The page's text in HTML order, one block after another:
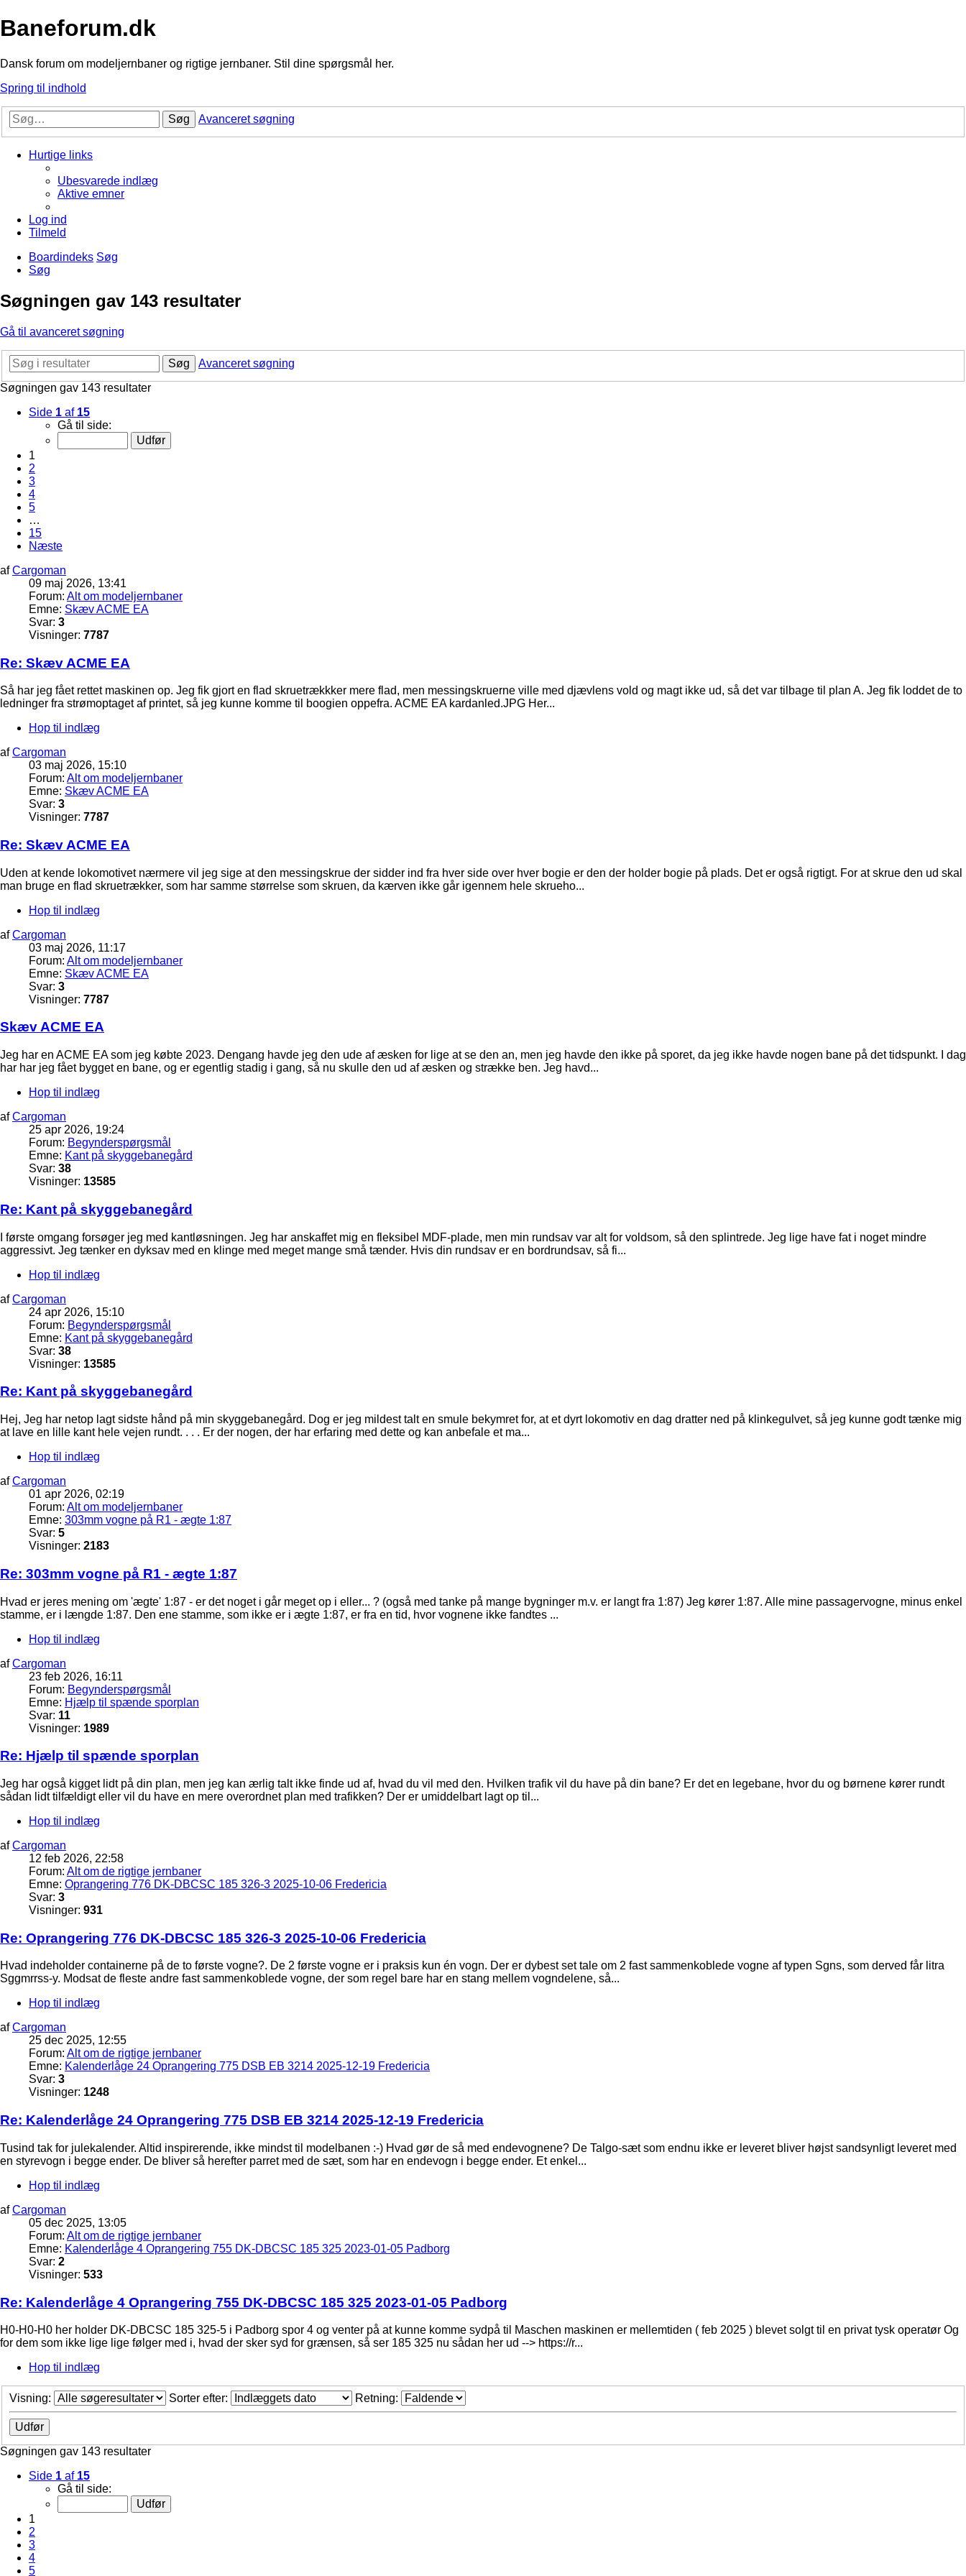
Baneforum.dk
Dansk forum om modeljernbaner og rigtige jernbaner. Stil dine spørgsmål her.
Spring til indhold
Søg Avanceret søgning
Hurtige links
Ubesvarede indlæg
Aktive emner
Log ind
Tilmeld
Boardindeks Søg
Søg
Søgningen gav 143 resultater
Gå til avanceret søgning
Søg
Avanceret søgning
Søgningen gav 143 resultater
Side 1 af 15
Gå til side:
1
2
3
4
5
…
15
Næste
afCargoman
09 maj 2026, 13:41
Forum: Alt om modeljernbaner
Emne: Skæv ACME EA
Svar: 3
Visninger: 7787
Re: Skæv ACME EA
Så har jeg fået rettet maskinen op. Jeg fik gjort en flad skruetrækkker mere flad, men messingskruerne ville med djævlens vold og magt ikke ud, så det var tilbage til plan A. Jeg fik loddet de to
ledninger fra strømoptaget af printet, så jeg kunne komme til boogien oppefra. ACME EA kardanled.JPG Her...
Hop til indlæg
afCargoman
03 maj 2026, 15:10
Forum: Alt om modeljernbaner
Emne: Skæv ACME EA
Svar: 3
Visninger: 7787
Re: Skæv ACME EA
Uden at kende lokomotivet nærmere vil jeg sige at den messingskrue der sidder ind fra hver side over hver bogie er den der holder bogie på plads. Det er også rigtigt. For at skrue den ud skal
man bruge en flad skruetrækker, som har samme størrelse som skruen, da kærven ikke går igennem hele skrueho...
Hop til indlæg
afCargoman
03 maj 2026, 11:17
Forum: Alt om modeljernbaner
Emne: Skæv ACME EA
Svar: 3
Visninger: 7787
Skæv ACME EA
Jeg har en ACME EA som jeg købte 2023. Dengang havde jeg den ude af æsken for lige at se den an, men jeg havde den ikke på sporet, da jeg ikke havde nogen bane på det tidspunkt. I dag
har har jeg fået bygget en bane, og er egentlig stadig i gang, så nu skulle den ud af æsken og strække ben. Jeg havd...
Hop til indlæg
afCargoman
25 apr 2026, 19:24
Forum: Begynderspørgsmål
Emne: Kant på skyggebanegård
Svar: 38
Visninger: 13585
Re: Kant på skyggebanegård
I første omgang forsøger jeg med kantløsningen. Jeg har anskaffet mig en fleksibel MDF-plade, men min rundsav var alt for voldsom, så den splintrede. Jeg lige have fat i noget mindre
aggressivt. Jeg tænker en dyksav med en klinge med meget mange små tænder. Hvis din rundsav er en bordrundsav, så fi...
Hop til indlæg
afCargoman
24 apr 2026, 15:10
Forum: Begynderspørgsmål
Emne: Kant på skyggebanegård
Svar: 38
Visninger: 13585
Re: Kant på skyggebanegård
Hej, Jeg har netop lagt sidste hånd på min skyggebanegård. Dog er jeg mildest talt en smule bekymret for, at et dyrt lokomotiv en dag dratter ned på klinkegulvet, så jeg kunne godt tænke mig
at lave en lille kant hele vejen rundt. . . . Er der nogen, der har erfaring med dette og kan anbefale et ma...
Hop til indlæg
afCargoman
01 apr 2026, 02:19
Forum: Alt om modeljernbaner
Emne: 303mm vogne på R1 - ægte 1:87
Svar: 5
Visninger: 2183
Re: 303mm vogne på R1 - ægte 1:87
Hvad er jeres mening om 'ægte' 1:87 - er det noget i går meget op i eller... ? (også med tanke på mange bygninger m.v. er langt fra 1:87) Jeg kører 1:87. Alle mine passagervogne, minus enkel
stamme, er i længde 1:87. Den ene stamme, som ikke er i ægte 1:87, er fra en tid, hvor vognene ikke fandtes ...
Hop til indlæg
afCargoman
23 feb 2026, 16:11
Forum: Begynderspørgsmål
Emne: Hjælp til spænde sporplan
Svar: 11
Visninger: 1989
Re: Hjælp til spænde sporplan
Jeg har også kigget lidt på din plan, men jeg kan ærlig talt ikke finde ud af, hvad du vil med den. Hvilken trafik vil du have på din bane? Er det en legebane, hvor du og børnene kører rundt
sådan lidt tilfældigt eller vil du have en mere overordnet plan med trafikken? Der er umiddelbart lagt op til...
Hop til indlæg
afCargoman
12 feb 2026, 22:58
Forum: Alt om de rigtige jernbaner
Emne: Oprangering 776 DK-DBCSC 185 326-3 2025-10-06 Fredericia
Svar: 3
Visninger: 931
Re: Oprangering 776 DK-DBCSC 185 326-3 2025-10-06 Fredericia
Hvad indeholder containerne på de to første vogne?. De 2 første vogne er i praksis kun én vogn. Der er dybest set tale om 2 fast sammenkoblede vogne af typen Sgns, som derved får litra
Sggmrrss-y. Modsat de fleste andre fast sammenkoblede vogne, der som regel bare har en stang mellem vogndelene, så...
Hop til indlæg
afCargoman
25 dec 2025, 12:55
Forum: Alt om de rigtige jernbaner
Emne: Kalenderlåge 24 Oprangering 775 DSB EB 3214 2025-12-19 Fredericia
Svar: 3
Visninger: 1248
Re: Kalenderlåge 24 Oprangering 775 DSB EB 3214 2025-12-19 Fredericia
Tusind tak for julekalender. Altid inspirerende, ikke mindst til modelbanen :-) Hvad gør de så med endevognene? De Talgo-sæt som endnu ikke er leveret bliver højst sandsynligt leveret med
en styrevogn i begge ender. De bliver så herefter parret med de sæt, som har en endevogn i begge ender. Et enkel...
Hop til indlæg
afCargoman
05 dec 2025, 13:05
Forum: Alt om de rigtige jernbaner
Emne: Kalenderlåge 4 Oprangering 755 DK-DBCSC 185 325 2023-01-05 Padborg
Svar: 2
Visninger: 533
Re: Kalenderlåge 4 Oprangering 755 DK-DBCSC 185 325 2023-01-05 Padborg
H0-H0-H0 her holder DK-DBCSC 185 325-5 i Padborg spor 4 og venter på at kunne komme sydpå til Maschen maskinen er mellemtiden ( feb 2025 ) blevet solgt til en privat tysk operatør Og
for dem som ikke lige lige følger med i, hvad der sker syd for grænsen, så ser 185 325 nu sådan her ud --> https://r...
Hop til indlæg
Visning: Sorter efter: Retning:
Søgningen gav 143 resultater
Side 1 af 15
Gå til side:
1
2
3
4
5